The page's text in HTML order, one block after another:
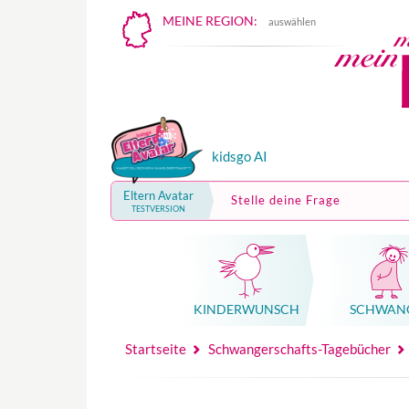
MEINE REGION: auswählen
kidsgo AI
Eltern Avatar
TESTVERSION
Stelle deine Frage
KINDER­WUNSCH
Startseite Schwangerschafts-Tagebücher